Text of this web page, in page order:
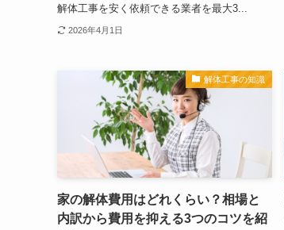
解体工事を安く依頼できる業者を最大3...
2026年4月1日
解体工事の知識
家の解体費用はどれくらい？相場と
内訳から費用を抑える3つのコツを紹